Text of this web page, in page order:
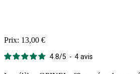
Prix: 13,00 €
4.8/5 - 4avis